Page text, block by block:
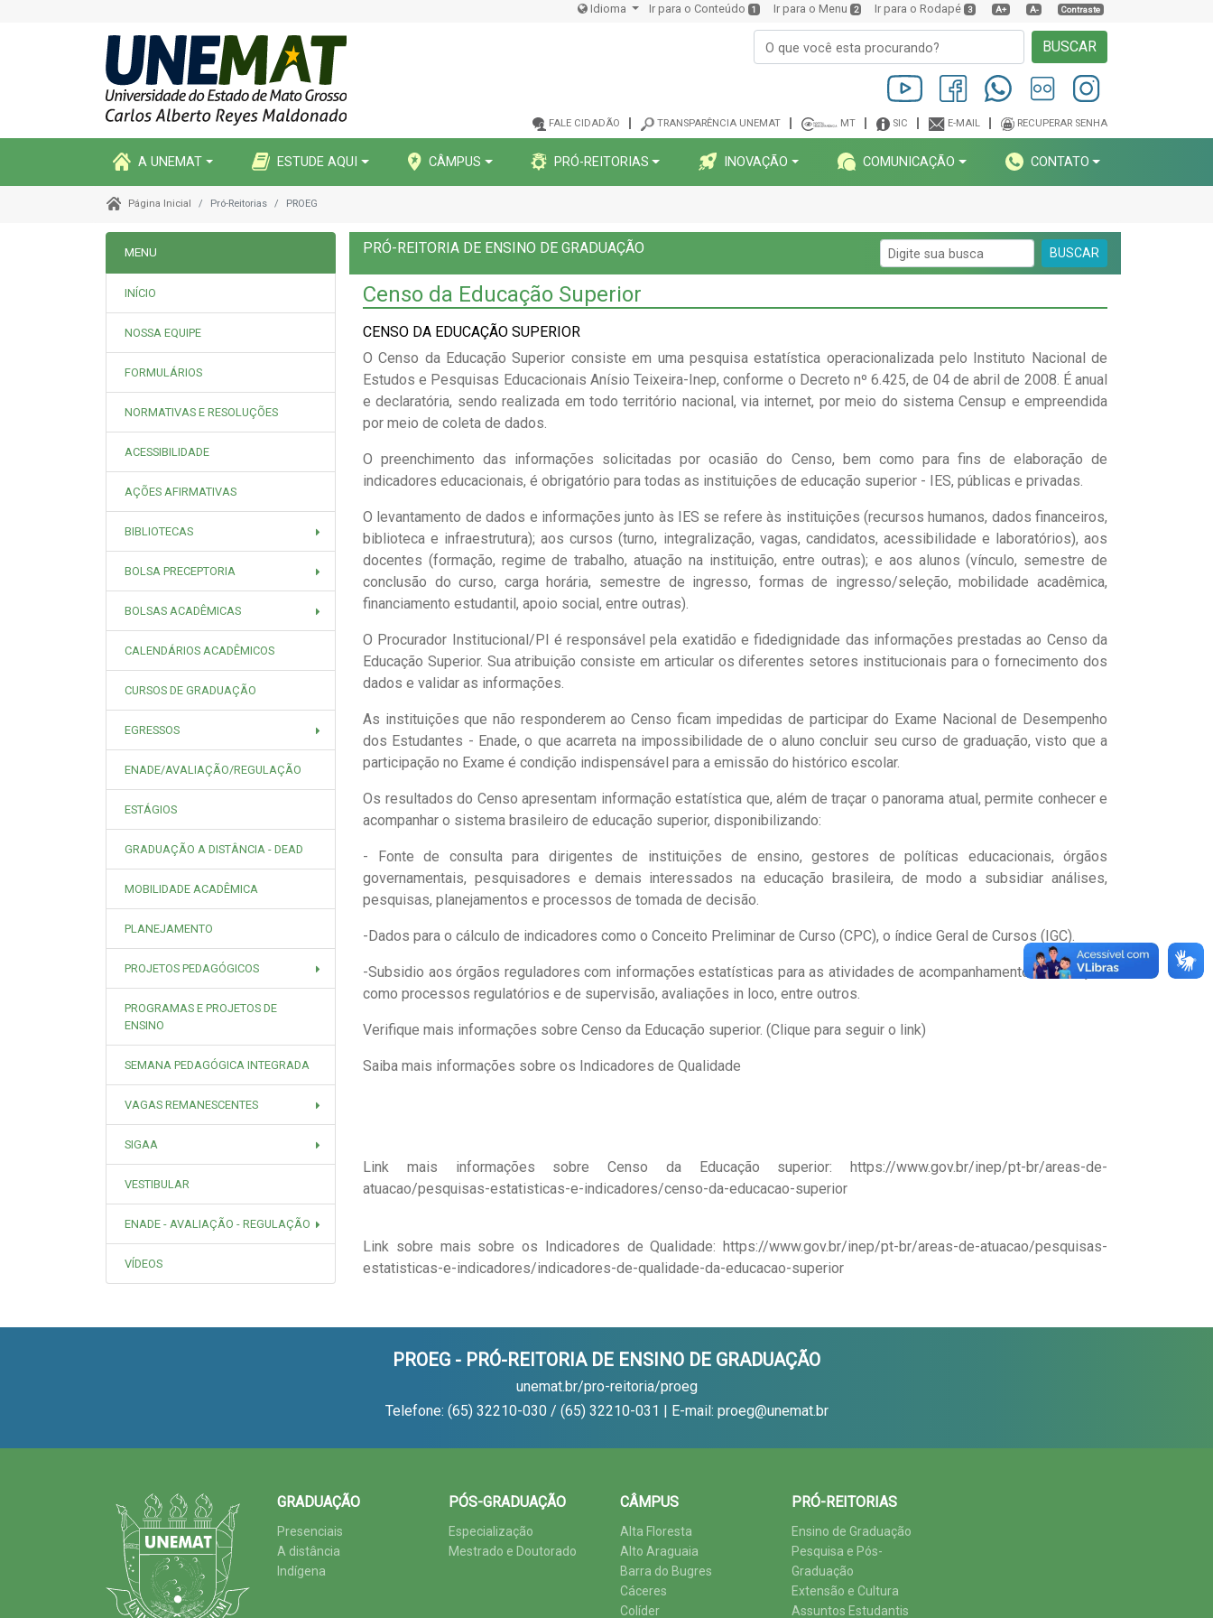
Idioma Ir para o Conteúdo 1 Ir para o Menu 2 Ir para o Rodapé 3 A+ A- Contraste
BUSCAR
FALE CIDADÃO TRANSPARÊNCIA UNEMAT MT SIC E-MAIL RECUPERAR SENHA
A UNEMAT ESTUDE AQUI CÂMPUS PRÓ-REITORIAS INOVAÇÃO COMUNICAÇÃO CONTATO
Página Inicial Pró-Reitorias PROEG
MENU
INÍCIO
NOSSA EQUIPE
FORMULÁRIOS
NORMATIVAS E RESOLUÇÕES
ACESSIBILIDADE
AÇÕES AFIRMATIVAS
BIBLIOTECAS
BOLSA PRECEPTORIA
BOLSAS ACADÊMICAS
CALENDÁRIOS ACADÊMICOS
CURSOS DE GRADUAÇÃO
EGRESSOS
ENADE/AVALIAÇÃO/REGULAÇÃO
ESTÁGIOS
GRADUAÇÃO A DISTÂNCIA - DEAD
MOBILIDADE ACADÊMICA
PLANEJAMENTO
PROJETOS PEDAGÓGICOS
PROGRAMAS E PROJETOS DE
ENSINO
SEMANA PEDAGÓGICA INTEGRADA
VAGAS REMANESCENTES
SIGAA
VESTIBULAR
ENADE - AVALIAÇÃO - REGULAÇÃO
VÍDEOS
PRÓ-REITORIA DE ENSINO DE GRADUAÇÃO BUSCAR
Censo da Educação Superior
CENSO DA EDUCAÇÃO SUPERIOR
O Censo da Educação Superior consiste em uma pesquisa estatística operacionalizada pelo Instituto Nacional de
Estudos e Pesquisas Educacionais Anísio Teixeira-Inep, conforme o Decreto nº 6.425, de 04 de abril de 2008. É anual
e declaratória, sendo realizada em todo território nacional, via internet, por meio do sistema Censup e empreendida
por meio de coleta de dados.
O preenchimento das informações solicitadas por ocasião do Censo, bem como para fins de elaboração de
indicadores educacionais, é obrigatório para todas as instituições de educação superior - IES, públicas e privadas.
O levantamento de dados e informações junto às IES se refere às instituições (recursos humanos, dados financeiros,
biblioteca e infraestrutura); aos cursos (turno, integralização, vagas, candidatos, acessibilidade e laboratórios), aos
docentes (formação, regime de trabalho, atuação na instituição, entre outras); e aos alunos (vínculo, semestre de
conclusão do curso, carga horária, semestre de ingresso, formas de ingresso/seleção, mobilidade acadêmica,
financiamento estudantil, apoio social, entre outras).
O Procurador Institucional/PI é responsável pela exatidão e fidedignidade das informações prestadas ao Censo da
Educação Superior. Sua atribuição consiste em articular os diferentes setores institucionais para o fornecimento dos
dados e validar as informações.
As instituições que não responderem ao Censo ficam impedidas de participar do Exame Nacional de Desempenho
dos Estudantes - Enade, o que acarreta na impossibilidade de o aluno concluir seu curso de graduação, visto que a
participação no Exame é condição indispensável para a emissão do histórico escolar.
Os resultados do Censo apresentam informação estatística que, além de traçar o panorama atual, permite conhecer e
acompanhar o sistema brasileiro de educação superior, disponibilizando:
- Fonte de consulta para dirigentes de instituições de ensino, gestores de políticas educacionais, órgãos
governamentais, pesquisadores e demais interessados na educação brasileira, de modo a subsidiar análises,
pesquisas, planejamentos e processos de tomada de decisão.
-Dados para o cálculo de indicadores como o Conceito Preliminar de Curso (CPC), o índice Geral de Cursos (IGC).
-Subsidio aos órgãos reguladores com informações estatísticas para as atividades de acompanhamento e avaliação,
como processos regulatórios e de supervisão, avaliações in loco, entre outros.
Verifique mais informações sobre Censo da Educação superior. (Clique para seguir o link)
Saiba mais informações sobre os Indicadores de Qualidade
Link mais informações sobre Censo da Educação superior: https://www.gov.br/inep/pt-br/areas-de-
atuacao/pesquisas-estatisticas-e-indicadores/censo-da-educacao-superior
Link sobre mais sobre os Indicadores de Qualidade: https://www.gov.br/inep/pt-br/areas-de-atuacao/pesquisas-
estatisticas-e-indicadores/indicadores-de-qualidade-da-educacao-superior
PROEG - PRÓ-REITORIA DE ENSINO DE GRADUAÇÃO
unemat.br/pro-reitoria/proeg
Telefone: (65) 32210-030 / (65) 32210-031 | E-mail: proeg@unemat.br
GRADUAÇÃO
Presenciais
A distância
Indígena
PÓS-GRADUAÇÃO
Especialização
Mestrado e Doutorado
CÂMPUS
Alta Floresta
Alto Araguaia
Barra do Bugres
Cáceres
Colíder
PRÓ-REITORIAS
Ensino de Graduação
Pesquisa e Pós-
Graduação
Extensão e Cultura
Assuntos Estudantis